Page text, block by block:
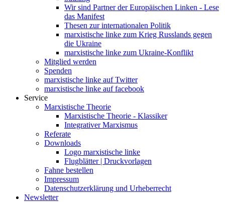
Wir sind Partner der Europäischen Linken - Lese
das Manifest
Thesen zur internationalen Politik
marxistische linke zum Krieg Russlands gegen
die Ukraine
marxistische linke zum Ukraine-Konflikt
Mitglied werden
Spenden
marxistische linke auf Twitter
marxistische linke auf facebook
Service
Marxistische Theorie
Marxistische Theorie - Klassiker
Integrativer Marxismus
Referate
Downloads
Logo marxistische linke
Flugblätter | Druckvorlagen
Fahne bestellen
Impressum
Datenschutzerklärung und Urheberrecht
Newsletter